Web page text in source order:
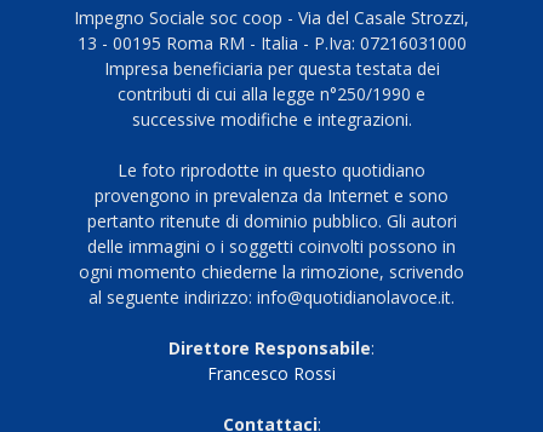
Impegno Sociale soc coop - Via del Casale Strozzi,
13 - 00195 Roma RM - Italia - P.Iva: 07216031000
Impresa beneficiaria per questa testata dei
contributi di cui alla legge n°250/1990 e
successive modifiche e integrazioni.
Le foto riprodotte in questo quotidiano
provengono in prevalenza da Internet e sono
pertanto ritenute di dominio pubblico. Gli autori
delle immagini o i soggetti coinvolti possono in
ogni momento chiederne la rimozione, scrivendo
al seguente indirizzo: info@quotidianolavoce.it.
Direttore Responsabile:
Francesco Rossi
Contattaci: